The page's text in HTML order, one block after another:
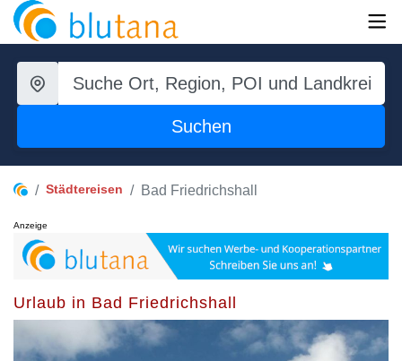
Suchen
Städtereisen Bad Friedrichshall
Anzeige
Urlaub in Bad Friedrichshall